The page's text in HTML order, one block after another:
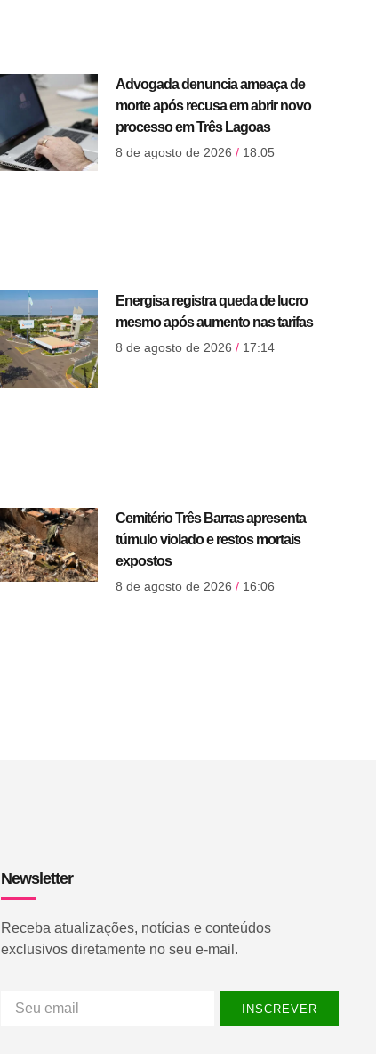
Advogada denuncia ameaça de
morte após recusa em abrir novo
processo em Três Lagoas
8 de agosto de 2026 18:05
Energisa registra queda de lucro
mesmo após aumento nas tarifas
8 de agosto de 2026 17:14
Cemitério Três Barras apresenta
túmulo violado e restos mortais
expostos
8 de agosto de 2026 16:06
Newsletter
Receba atualizações, notícias e conteúdos
exclusivos diretamente no seu e-mail.
INSCREVER